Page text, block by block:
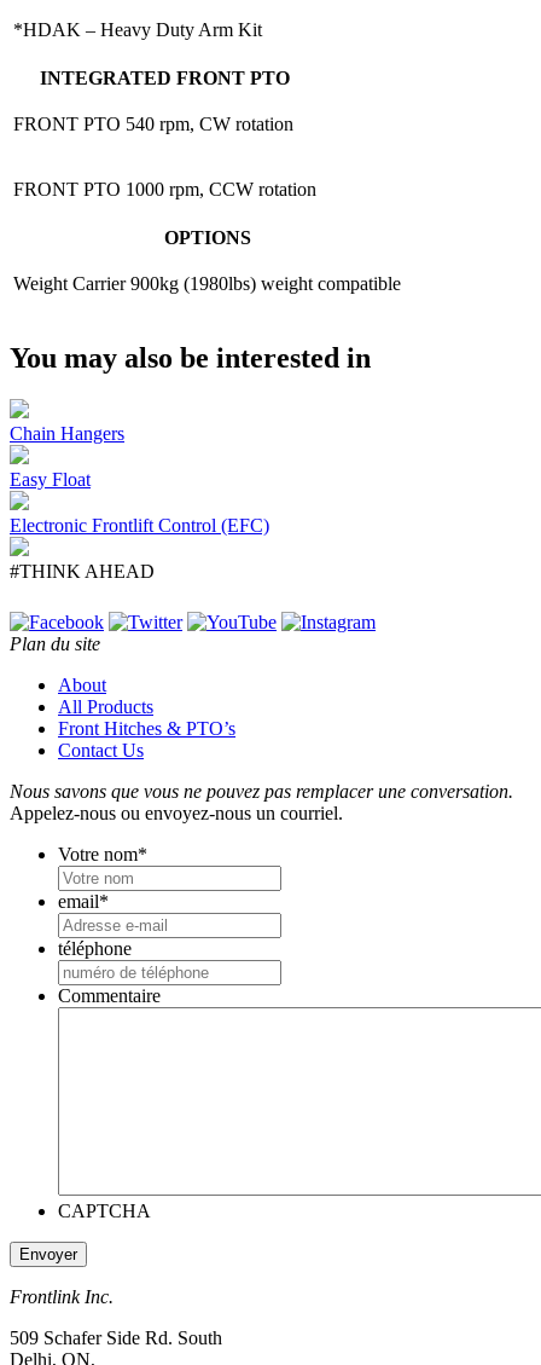
*HDAK – Heavy Duty Arm Kit
INTEGRATED FRONT PTO
FRONT PTO 540 rpm, CW rotation
FRONT PTO 1000 rpm, CCW rotation
OPTIONS
Weight Carrier 900kg (1980lbs) weight compatible
You may also be interested in
Chain Hangers
Easy Float
Electronic Frontlift Control (EFC)
#THINK AHEAD
Plan du site
About
All Products
Front Hitches & PTO’s
Contact Us
Nous savons que vous ne pouvez pas remplacer une conversation.
Appelez-nous ou envoyez-nous un courriel.
Votre nom*
email*
téléphone
Commentaire
CAPTCHA
Frontlink Inc.
509 Schafer Side Rd. South
Delhi, ON,